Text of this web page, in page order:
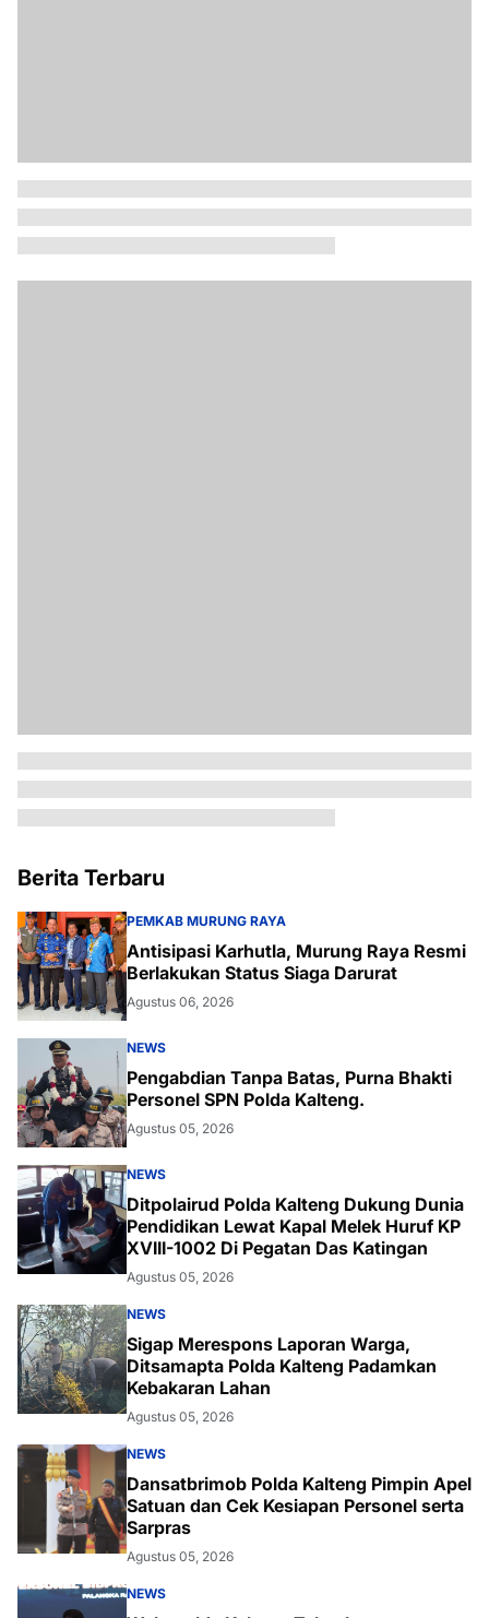
Berita Terbaru
PEMKAB MURUNG RAYA
Antisipasi Karhutla, Murung Raya Resmi
Berlakukan Status Siaga Darurat
Agustus 06, 2026
NEWS
Pengabdian Tanpa Batas, Purna Bhakti
Personel SPN Polda Kalteng.
Agustus 05, 2026
NEWS
Ditpolairud Polda Kalteng Dukung Dunia
Pendidikan Lewat Kapal Melek Huruf KP
XVIII-1002 Di Pegatan Das Katingan
Agustus 05, 2026
NEWS
Sigap Merespons Laporan Warga,
Ditsamapta Polda Kalteng Padamkan
Kebakaran Lahan
Agustus 05, 2026
NEWS
Dansatbrimob Polda Kalteng Pimpin Apel
Satuan dan Cek Kesiapan Personel serta
Sarpras
Agustus 05, 2026
NEWS